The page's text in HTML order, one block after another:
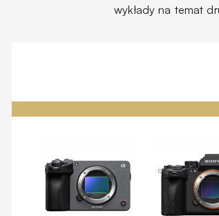
wykłady na temat